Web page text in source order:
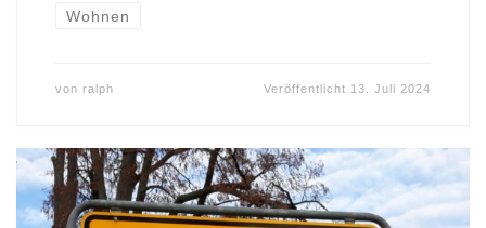
Wohnen
von ralph Veröffentlicht 13. Juli 2024